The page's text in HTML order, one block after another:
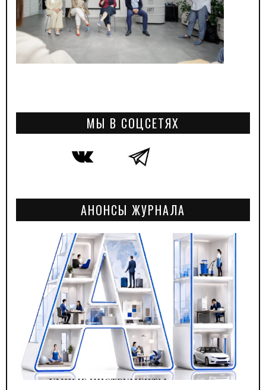
МЫ В СОЦСЕТЯХ
АНОНСЫ ЖУРНАЛА